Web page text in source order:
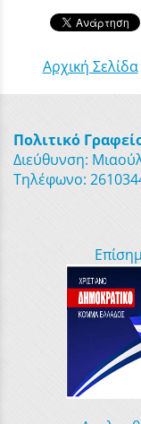
Αρχική Σελίδα
Πολιτικό
Διεύθυνση:
Τηλέφωνο: